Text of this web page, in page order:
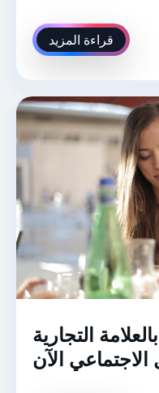
قراءة المزيد
التجارية